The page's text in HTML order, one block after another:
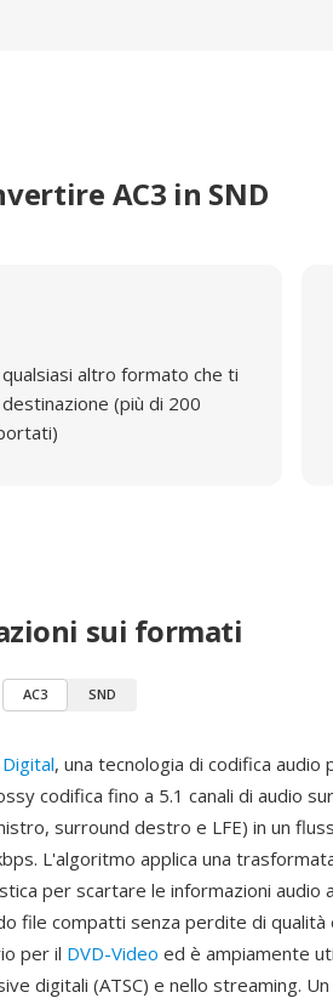
AC3 in SND
altro formato che ti
(più di 200
sui formati
AC3 SND
, una tecnologia di codifica audio
codifica fino a 5.1 canali di audio
surround destro e LFE) in un
L'algoritmo applica una
per scartare le informazioni audio
file compatti senza perdite di qualità
per il DVD-Video ed è ampiamente
digitali (ATSC) e nello streaming.